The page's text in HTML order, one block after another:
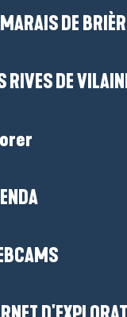
DE
RIVES DE